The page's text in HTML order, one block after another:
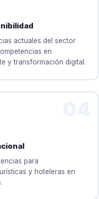
actuales del sector
en
y transformación digital.
para
y hoteleras en